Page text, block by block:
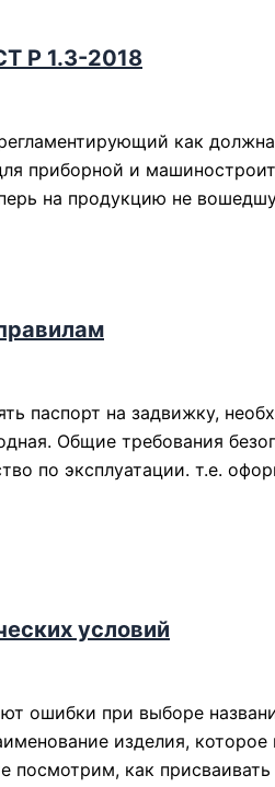
Р 1.3-2018
как
приборной и
на продукцию не
паспорт на задвижку,
Общие требования
по эксплуатации. т.е.
условий
ошибки при выборе
изделия,
посмотрим, как